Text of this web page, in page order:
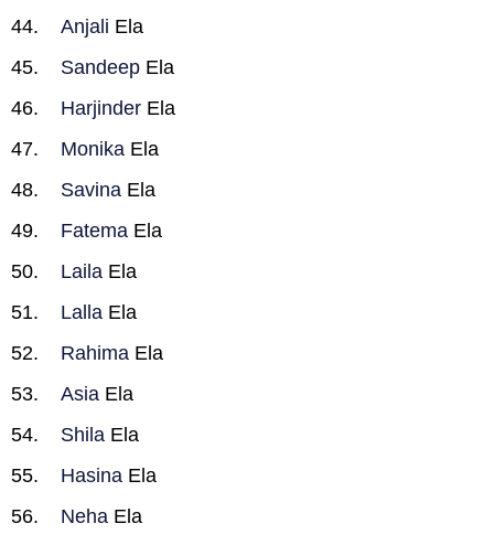
Anjali Ela
Sandeep Ela
Harjinder Ela
Monika Ela
Savina Ela
Fatema Ela
Laila Ela
Lalla Ela
Rahima Ela
Asia Ela
Shila Ela
Hasina Ela
Neha Ela